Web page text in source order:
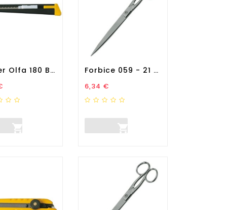
Cutter Olfa 180 Black - Lebez

Forbice 059 - 21 Cm -...
Prezzo
6,34 €
